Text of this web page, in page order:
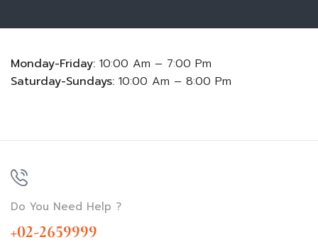
Monday-Friday: 10:00 Am – 7:00 Pm
Saturday-Sundays: 10:00 Am – 8:00 Pm
Do You Need Help ?
+02-2659999